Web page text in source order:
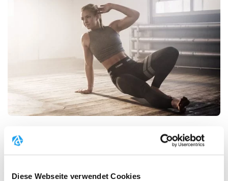
Diese Webseite verwendet Cookies
アンバサダー